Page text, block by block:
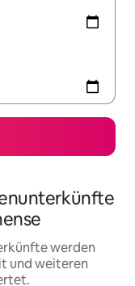
werden
und weiteren